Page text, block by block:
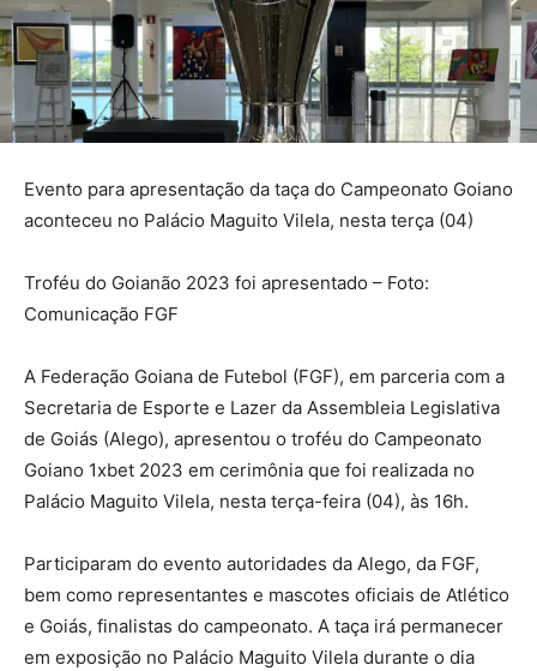
Evento para apresentação da taça do Campeonato Goiano
aconteceu no Palácio Maguito Vilela, nesta terça (04)
Troféu do Goianão 2023 foi apresentado – Foto:
Comunicação FGF
A Federação Goiana de Futebol (FGF), em parceria com a
Secretaria de Esporte e Lazer da Assembleia Legislativa
de Goiás (Alego), apresentou o troféu do Campeonato
Goiano 1xbet 2023 em cerimônia que foi realizada no
Palácio Maguito Vilela, nesta terça-feira (04), às 16h.
Participaram do evento autoridades da Alego, da FGF,
bem como representantes e mascotes oficiais de Atlético
e Goiás, finalistas do campeonato. A taça irá permanecer
em exposição no Palácio Maguito Vilela durante o dia